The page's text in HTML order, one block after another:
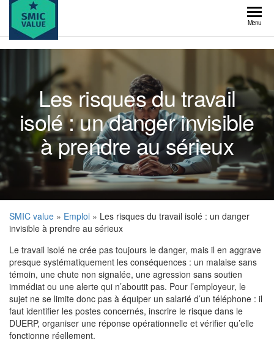
Skip
the
content
value
Menu
Les risques du travail
isolé : un danger invisible
à prendre au sérieux
SMIC value » Emploi » Les risques du travail isolé : un danger
invisible à prendre au sérieux
Le travail isolé ne crée pas toujours le danger, mais il en aggrave
presque systématiquement les conséquences : un malaise sans
témoin, une chute non signalée, une agression sans soutien
immédiat ou une alerte qui n’aboutit pas. Pour l’employeur, le
sujet ne se limite donc pas à équiper un salarié d’un téléphone : il
faut identifier les postes concernés, inscrire le risque dans le
DUERP, organiser une réponse opérationnelle et vérifier qu’elle
fonctionne réellement.